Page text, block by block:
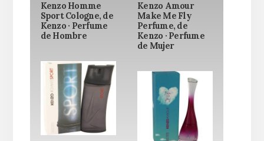
Kenzo Homme
Sport Cologne, de
Kenzo · Perfume
de Hombre
Kenzo Amour
Make Me Fly
Perfume, de
Kenzo · Perfume
de Mujer